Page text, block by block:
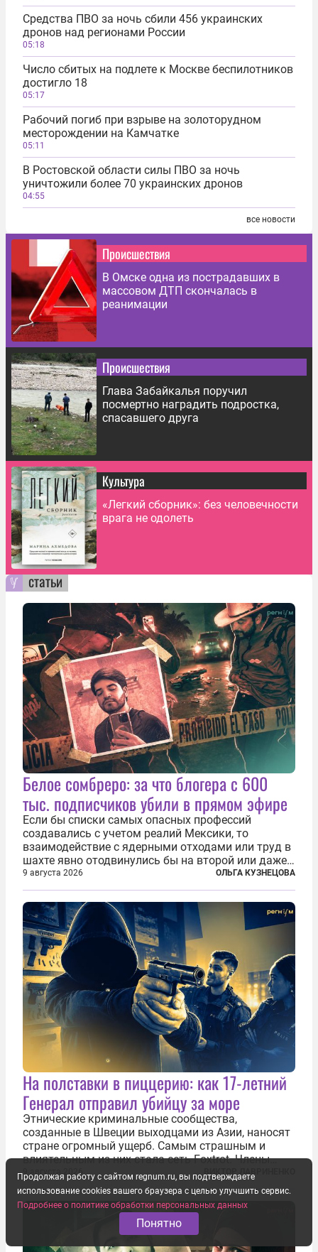
Средства ПВО за ночь сбили 456 украинских
дронов над регионами России
05:18
Число сбитых на подлете к Москве беспилотников
достигло 18
05:17
Рабочий погиб при взрыве на золоторудном
месторождении на Камчатке
05:11
В Ростовской области силы ПВО за ночь
уничтожили более 70 украинских дронов
04:55
все новости
Происшествия
В Омске одна из пострадавших в
массовом ДТП скончалась в
реанимации
Происшествия
Глава Забайкалья поручил
посмертно наградить подростка,
спасавшего друга
Культура
«Легкий сборник»: без человечности
врага не одолеть
статьи
Белое сомбреро: за что блогера с 600
тыс. подписчиков убили в прямом эфире
Если бы списки самых опасных профессий
создавались с учетом реалий Мексики, то
взаимодействие с ядерными отходами или труд в
шахте явно отодвинулись бы на второй или даже
третий план. А вот блогерам, журналистам и
музыкантам пришлось бы выйти вперед. В
Кульякане, столице штата Синалоа, прямо во...
9 августа 2026 ОЛЬГА КУЗНЕЦОВА
На полставки в пиццерию: как 17-летний
Генерал отправил убийцу за море
Этнические криминальные сообщества,
созданные в Швеции выходцами из Азии, наносят
стране огромный ущерб. Самым страшным и
влиятельным из них стала сеть Foxtrot. Члены
этой сети не только убивают и грабят шведов,
подсаживают их на наркотики, но и совершают
нечто еще даже более страшное — массово...
9 августа 2026
Продолжая работу с сайтом regnum.ru, вы подтверждаете
использование cookies вашего браузера с целью улучшить сервис.
Подробнее о политике обработки персональных данных
Понятно